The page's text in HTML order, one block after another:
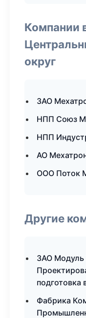
Компании
округ
ЗАО
НПП Союз
НПП
АО
ООО Поток
Другие
ЗАО Модуль
подготовка
Фабрика